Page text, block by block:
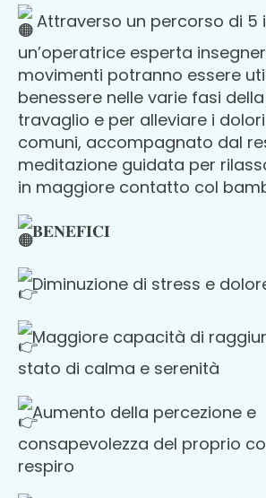
Attraverso un percorso di 5
un’operatrice esperta
movimenti potranno essere
benessere nelle varie fasi
travaglio e per alleviare i
comuni, accompagnato dal
meditazione guidata per
in maggiore contatto col
𝐁𝐄𝐍𝐄𝐅𝐈𝐂𝐈
Diminuzione di stress e
Maggiore capacità di
stato di calma e serenità
Aumento della percezione e
consapevolezza del proprio
respiro